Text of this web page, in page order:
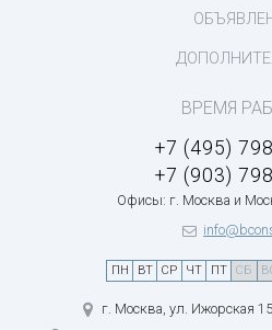
ВРЕМЯ
+7 (495)
+7 (903)
Офисы: г. Москва и
ПН ВТ СР ЧТ ПТ СБ
г. Москва, ул. Ижорская